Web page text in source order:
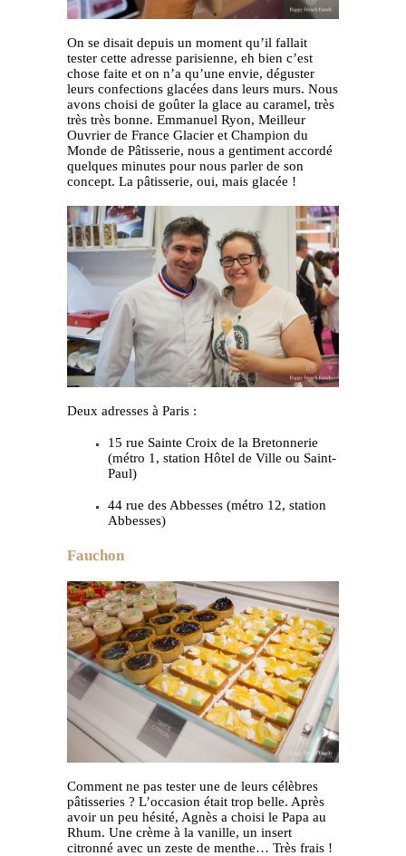
On se disait depuis un moment qu’il fallait
tester cette adresse parisienne, eh bien c’est
chose faite et on n’a qu’une envie, déguster
leurs confections glacées dans leurs murs. Nous
avons choisi de goûter la glace au caramel, très
très très bonne. Emmanuel Ryon, Meilleur
Ouvrier de France Glacier et Champion du
Monde de Pâtisserie, nous a gentiment accordé
quelques minutes pour nous parler de son
concept. La pâtisserie, oui, mais glacée !
Deux adresses à Paris :
15 rue Sainte Croix de la Bretonnerie
(métro 1, station Hôtel de Ville ou Saint-
Paul)
44 rue des Abbesses (métro 12, station
Abbesses)
Fauchon
Comment ne pas tester une de leurs célèbres
pâtisseries ? L’occasion était trop belle. Après
avoir un peu hésité, Agnès a choisi le Papa au
Rhum. Une crème à la vanille, un insert
citronné avec un zeste de menthe… Très frais !